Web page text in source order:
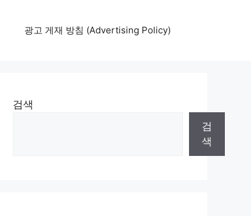
광고 게재 방침 (Advertising Policy)
검색
검
색